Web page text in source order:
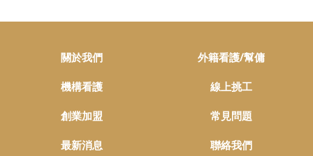
關於我們 外籍看護/幫傭
機構看護 線上挑工
創業加盟 常見問題
最新消息 聯絡我們